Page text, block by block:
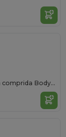
Manga comprida de manga comprida Bodysuit